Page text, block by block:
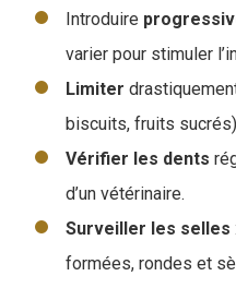
Introduire
varier pour stimuler
Limiter
biscuits, fruits
Vérifier les dents
d’un vétérinaire.
Surveiller les selles
formées, rondes et